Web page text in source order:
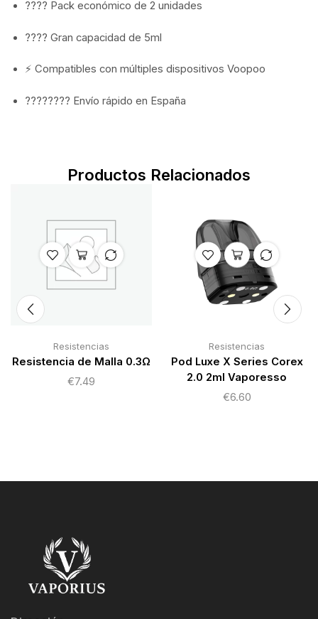
???? Pack económico de 2 unidades
???? Gran capacidad de 5ml
⚡ Compatibles con múltiples dispositivos Voopoo
???????? Envío rápido en España
Productos Relacionados
Resistencias
Resistencia de Malla 0.3Ω
€7.49
Resistencias
Pod Luxe X Series Corex
2.0 2ml Vaporesso
€6.60